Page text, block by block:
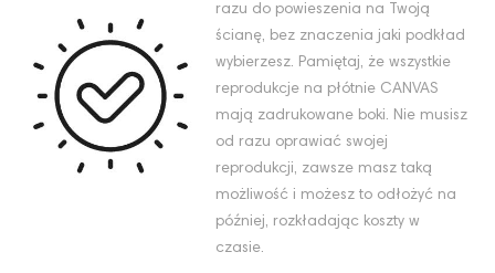
razu do powieszenia na Twoją
ścianę, bez znaczenia jaki podkład
wybierzesz. Pamiętaj, że wszystkie
reprodukcje na płótnie CANVAS
mają zadrukowane boki. Nie musisz
od razu oprawiać swojej
reprodukcji, zawsze masz taką
możliwość i możesz to odłożyć na
później, rozkładając koszty w
czasie.